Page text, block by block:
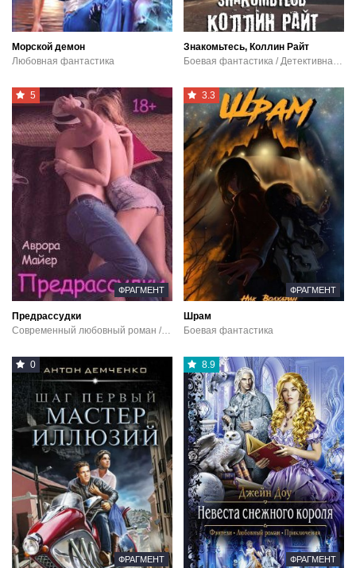
Морской демон
Любовная фантастика
Знакомьтесь, Коллин Райт
Боевая фантастика / Детективная фантастика
5
ФРАГМЕНТ
Предрассудки
Современный любовный роман / Эротика
3.3
ФРАГМЕНТ
Шрам
Боевая фантастика
0
ФРАГМЕНТ
8.9
ФРАГМЕНТ